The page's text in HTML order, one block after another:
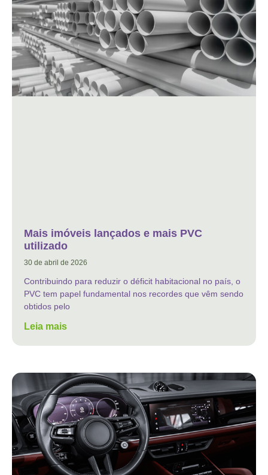
Mais imóveis lançados e mais PVC
utilizado
30 de abril de 2026
Contribuindo para reduzir o déficit habitacional no país, o
PVC tem papel fundamental nos recordes que vêm sendo
obtidos pelo
Leia mais